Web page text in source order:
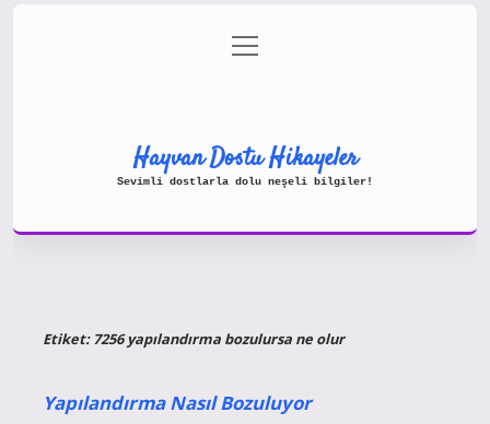
Gizlilik Politikası
menüyü
aç
Hayvan Dostu Hikayeler
Sevimli dostlarla dolu neşeli bilgiler!
Etiket:7256 yapılandırma bozulursa ne olur
Yapılandırma Nasıl Bozuluyor